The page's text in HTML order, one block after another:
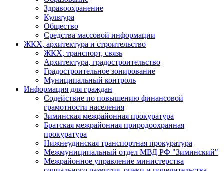
Здравоохранение
Культура
Общество
Средства массовой информации
ЖКХ, архитектура и строительство
ЖКХ, транспорт, связь
Архитектура, градостроительство
Градостроительное зонирование
Муниципальный контроль
Информация для граждан
Содействие по повышению финансовой
грамотности населения
Зиминская межрайонная прокуратура
Братская межрайонная природоохранная
прокуратура
Нижнеудинская транспортная прокуратура
Межмуниципальный отдел МВД РФ "Зиминский"
Межрайонное управление министерства